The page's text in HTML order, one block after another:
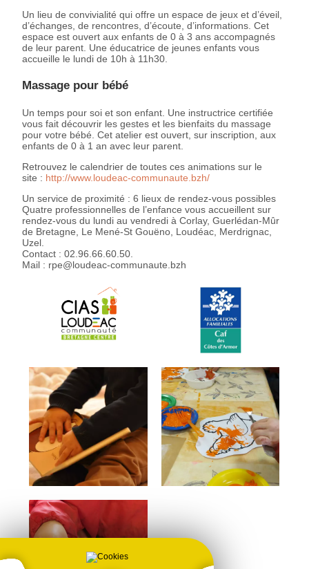
Un lieu de convivialité qui offre un espace de jeux et d’éveil,
d’échanges, de rencontres, d’écoute, d’informations. Cet
espace est ouvert aux enfants de 0 à 3 ans accompagnés
de leur parent. Une éducatrice de jeunes enfants vous
accueille le lundi de 10h à 11h30.
Massage pour bébé
Un temps pour soi et son enfant. Une instructrice certifiée
vous fait découvrir les gestes et les bienfaits du massage
pour votre bébé. Cet atelier est ouvert, sur inscription, aux
enfants de 0 à 1 an avec leur parent.
Retrouvez le calendrier de toutes ces animations sur le
site : http://www.loudeac-communaute.bzh/
Un service de proximité : 6 lieux de rendez-vous possibles
Quatre professionnelles de l’enfance vous accueillent sur
rendez-vous du lundi au vendredi à Corlay, Guerlédan-Mûr
de Bretagne, Le Mené-St Gouëno, Loudéac, Merdrignac,
Uzel.
Contact : 02.96.66.60.50.
Mail : rpe@loudeac-communaute.bzh